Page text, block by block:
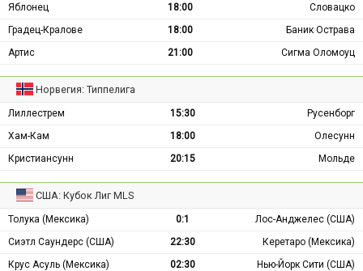
Яблонец
18:00
Словацко
Градец-Кралове
18:00
Баник Острава
Артис
21:00 Сигма Оломоуц
Норвегия: Типпелига
Лиллестрем 15:30
Русенборг
Хам-Кам
18:00
Олесунн
Кристиансунн
20:15 Мольде
США: Кубок Лиг MLS
Толука (Мексика) 0:1
Лос-Анджелес (США)
Сиэтл Саундерс (США)
22:30
Керетаро (Мексика)
Крус Асуль (Мексика)
02:30
Нью-Йорк Сити (США)